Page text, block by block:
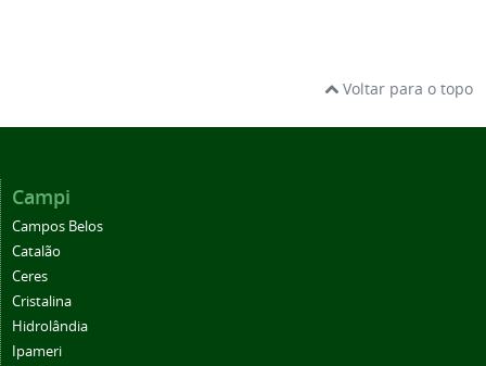
Voltar para o topo
Campi
Campos Belos
Catalão
Ceres
Cristalina
Hidrolândia
Ipameri